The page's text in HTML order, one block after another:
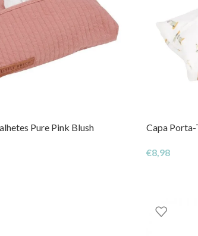
Pure Pink Blush Capa
€8,98